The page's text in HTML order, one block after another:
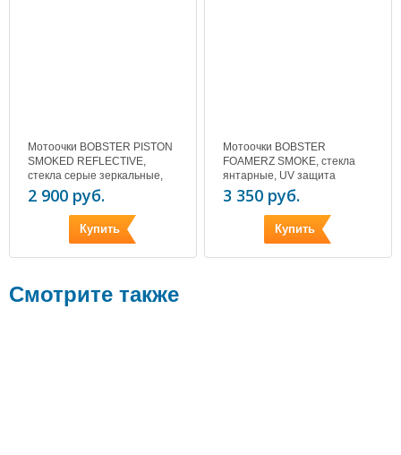
Мотоочки BOBSTER PISTON
SMOKED REFLECTIVE,
стекла серые зеркальные,
UV защита
2 900 руб.
Купить
Мотоочки BOBSTER
FOAMERZ SMOKE, стекла
янтарные, UV защита
3 350 руб.
Купить
Смотрите также